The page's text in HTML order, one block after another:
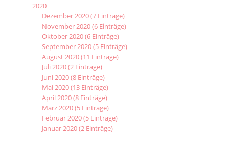
2020
Dezember 2020 (7 Einträge)
November 2020 (6 Einträge)
Oktober 2020 (6 Einträge)
September 2020 (5 Einträge)
August 2020 (11 Einträge)
Juli 2020 (2 Einträge)
Juni 2020 (8 Einträge)
Mai 2020 (13 Einträge)
April 2020 (8 Einträge)
März 2020 (5 Einträge)
Februar 2020 (5 Einträge)
Januar 2020 (2 Einträge)